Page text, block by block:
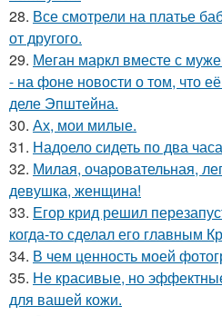
28. Все смотрели на платье
от другого.
29. Меган маркл вместе с
- на фоне новости о том, что
деле Эпштейна.
30. Ах, мои милые.
31. Надоело сидеть по два
32. Милая, очаровательная,
девушка, женщина!
33. Егор крид решил
когда-то сделал его главным
34. В чем ценность моей
35. Не красивые, но
для вашей кожи.